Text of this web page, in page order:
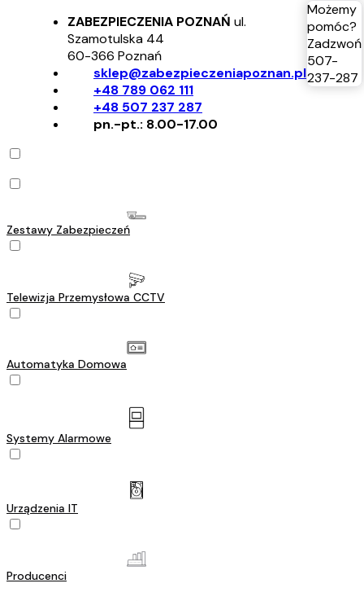
ZABEZPIECZENIA POZNAŃ ul.
Szamotulska 44
60-366 Poznań
sklep@zabezpieczeniapoznan.pl
+48 789 062 111
+48 507 237 287
pn.-pt.: 8.00-17.00
Możemy
pomóc?
Zadzwoń
507-
237-287
Zestawy Zabezpieczeń
Telewizja Przemysłowa CCTV
Automatyka Domowa
Systemy Alarmowe
Urządzenia IT
Producenci